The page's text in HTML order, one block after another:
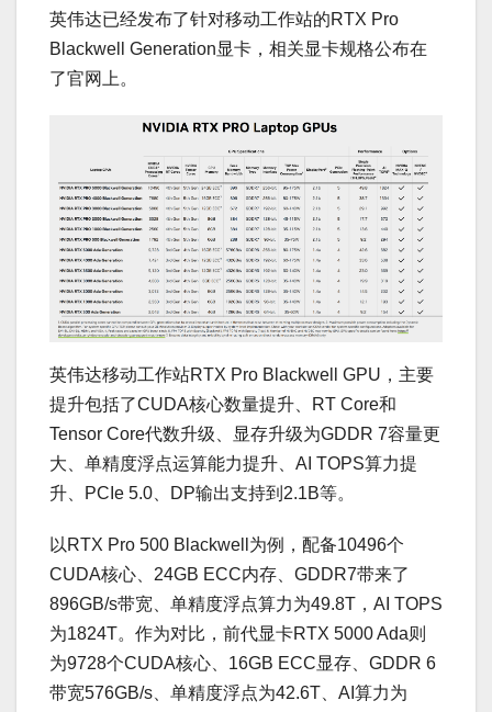
英伟达已经发布了针对移动工作站的RTX Pro
Blackwell Generation显卡，相关显卡规格公布在
了官网上。
英伟达移动工作站RTX Pro Blackwell GPU，主要
提升包括了CUDA核心数量提升、RT Core和
Tensor Core代数升级、显存升级为GDDR 7容量更
大、单精度浮点运算能力提升、AI TOPS算力提
升、PCIe 5.0、DP输出支持到2.1B等。
以RTX Pro 500 Blackwell为例，配备10496个
CUDA核心、24GB ECC内存、GDDR7带来了
896GB/s带宽、单精度浮点算力为49.8T，AI TOPS
为1824T。作为对比，前代显卡RTX 5000 Ada则
为9728个CUDA核心、16GB ECC显存、GDDR 6
带宽576GB/s、单精度浮点为42.6T、AI算力为